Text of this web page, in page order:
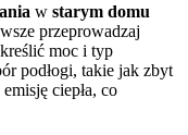
w starym domu
przeprowadzaj
moc i typ
podłogi, takie jak zbyt
ciepła, co